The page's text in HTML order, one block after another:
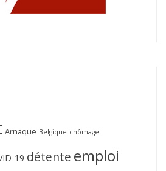
Arnaque Belgique chômage
19 détente emploi